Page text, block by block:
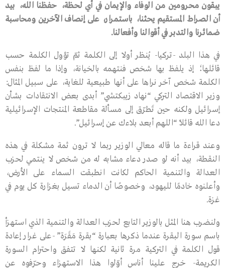
يبقون محرومين من الوفاء والإيمان في أي لحظة، حفظنا الله، بيد
أن الصراط المستقيم يحثنا، باستمرار، على إنصاف الآخرين ومحاسبة
ضمائرنا والتدبرفي أقوالنا وأفعالنا.
في هذا البلد -تركيا- يُنظر أولا إلى الكلمة ثمّ تؤول الكلمة حسب
قائلها؛ إذ يلفظ بها شخص فنتهمه بالخيانة، وإذا ما لفظ بنفس
الكلمة شخص آخر نراها على أنها طبيعية للغاية، على سبيل المثال:
وزير الاقتصاد التركي “نهاد زيبكتشي” أبدى بعض الانتقادات بشأن
إسرائيل ولكنه حين تَطرّق إلى مسألة مقاطعة المنتجات الإسرائيلية
دعا الله قائلًا “اللهم أبعد بلاءك عن إسرائيل”.
وعند قراءة ما قاله معالي الوزير ربما لا ترون ثمة مشكلة في هذه
النقطة، بيد أنه لو صدر دعاء مشابه له من شخص لا ينتمي لحزب
العدالة والتنمية الحاكم لكانت انطبقت السماء على الأرض،
وأعلنوه خادمًا لليهود، وخصوصًا أن الدماء تسيل بغزارة كل يوم في
غزة.
ولنضرب هنا المثل بالوزير التابع لحزب العدالة والتنمية الذي استهزأ
باسم سورة البقرة عندما ذكرها بعبارة “بقرة مَقَرَة” -على غرار إعادة
قول الكلمة في التركية مرة ثانية لكنها لا تتفق واحترام السورة
الكريمة- خرج علينا أناس أوّلوا هذا الاستهزاء وحرّفوه عن